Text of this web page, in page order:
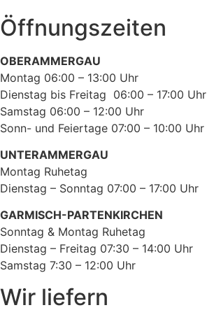
Öffnungszeiten
OBERAMMERGAU
Montag 06:00 – 13:00 Uhr
Dienstag bis Freitag 06:00 – 17:00 Uhr
Samstag 06:00 – 12:00 Uhr
Sonn- und Feiertage 07:00 – 10:00 Uhr
UNTERAMMERGAU
Montag Ruhetag
Dienstag – Sonntag 07:00 – 17:00 Uhr
GARMISCH-PARTENKIRCHEN
Sonntag & Montag Ruhetag
Dienstag – Freitag 07:30 – 14:00 Uhr
Samstag 7:30 – 12:00 Uhr
Wir liefern